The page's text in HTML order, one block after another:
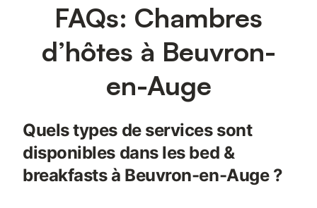
FAQs: Chambres
d’hôtes à Beuvron-
en-Auge
Quels types de services sont
disponibles dans les bed &
breakfasts à Beuvron-en-Auge ?